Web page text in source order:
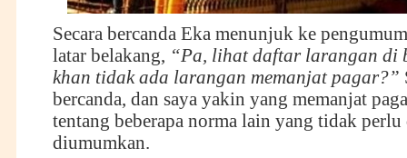
Secara bercanda Eka menunjuk ke
latar belakang, “Pa, lihat daftar larangan di
khan tidak ada larangan memanjat pagar?”
bercanda, dan saya yakin yang memanjat
tentang beberapa norma lain yang tidak
diumumkan.